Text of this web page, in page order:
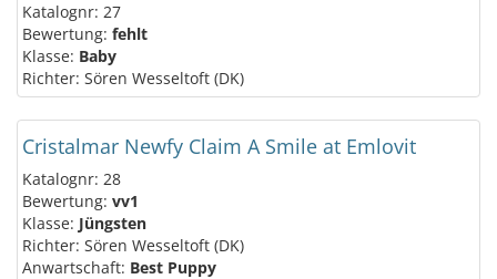
Katalognr: 27
Bewertung: fehlt
Klasse: Baby
Richter: Sören Wesseltoft (DK)
Cristalmar Newfy Claim A Smile at Emlovit
Katalognr: 28
Bewertung: vv1
Klasse: Jüngsten
Richter: Sören Wesseltoft (DK)
Anwartschaft: Best Puppy